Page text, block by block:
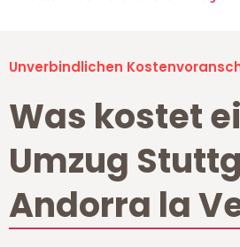
Unverbindlichen
Was kostet
Umzug
Andorra la